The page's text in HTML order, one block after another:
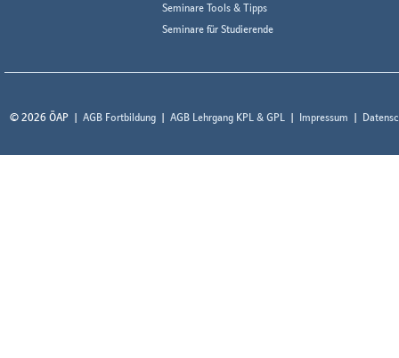
Seminare Tools & Tipps
Seminare für Studierende
© 2026 ÖAP AGB Fortbildung AGB Lehrgang KPL & GPL Impressum